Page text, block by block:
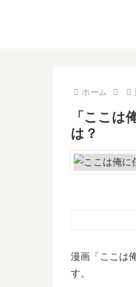
ホーム
「ここ
は？
漫画「ここは
す。